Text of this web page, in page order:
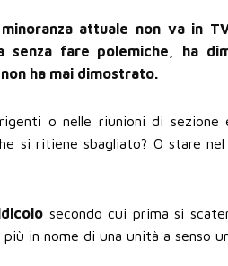
attuale non va in
fare polemiche, ha
ha mai dimostrato.
o nelle riunioni di
si ritiene sbagliato? O stare
secondo cui prima si
in nome di una unità a senso